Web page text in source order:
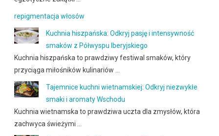
repigmentacja włosów
Kuchnia hiszpańska: Odkryj pasję i intensywność
smaków z Półwyspu Iberyjskiego
Kuchnia hiszpańska to prawdziwy festiwal smaków, który
przyciąga miłośników kulinariów …
Tajemnice kuchni wietnamskiej: Odkryj niezwykłe
smaki i aromaty Wschodu
Kuchnia wietnamska to prawdziwa uczta dla zmysłów, która
zachwyca świeżymi …